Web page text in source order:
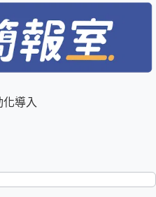
導入